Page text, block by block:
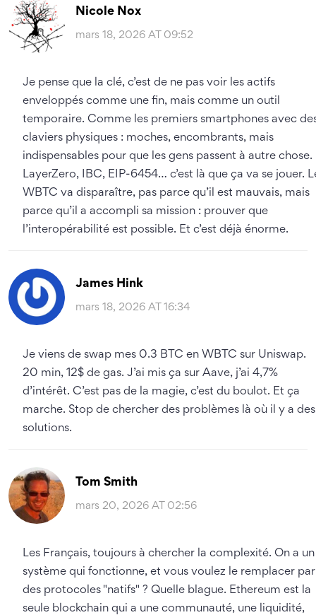
Nicole Nox
mars 18, 2026 AT 09:52
Je pense que la clé, c’est de ne pas voir les actifs
enveloppés comme une fin, mais comme un outil
temporaire. Comme les premiers smartphones avec
claviers physiques : moches, encombrants, mais
indispensables pour que les gens passent à autre chose.
LayerZero, IBC, EIP-6454… c’est là que ça va se jouer.
WBTC va disparaître, pas parce qu’il est mauvais, mais
parce qu’il a accompli sa mission : prouver que
l’interopérabilité est possible. Et c’est déjà énorme.
James Hink
mars 18, 2026 AT 16:34
Je viens de swap mes 0.3 BTC en WBTC sur Uniswap.
20 min, 12$ de gas. J’ai mis ça sur Aave, j’ai 4,7%
d’intérêt. C’est pas de la magie, c’est du boulot. Et ça
marche. Stop de chercher des problèmes là où il y a des
solutions.
Tom Smith
mars 20, 2026 AT 02:56
Les Français, toujours à chercher la complexité. On a un
système qui fonctionne, et vous voulez le remplacer par
des protocoles "natifs" ? Quelle blague. Ethereum est la
seule blockchain qui a une communauté, une liquidité,